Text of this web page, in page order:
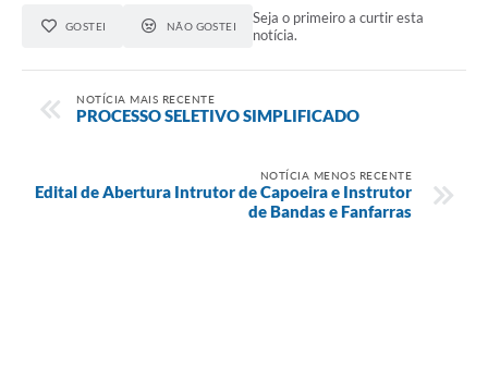
GOSTEI NÃO GOSTEI
Seja o primeiro a curtir esta
notícia.
NOTÍCIA MAIS RECENTE
PROCESSO SELETIVO SIMPLIFICADO
NOTÍCIA MENOS RECENTE
Edital de Abertura Intrutor de Capoeira e Instrutor
de Bandas e Fanfarras